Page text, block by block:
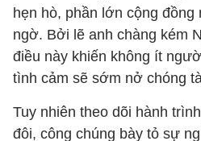
hẹn hò, phần lớn cộng đồng
ngờ. Bởi lẽ anh chàng kém
điều này khiến không ít
tình cảm sẽ sớm nở chóng
Tuy nhiên theo dõi hành
đôi, công chúng bày tỏ sự